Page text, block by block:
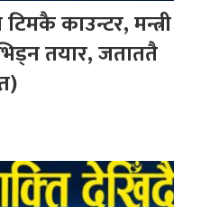
काउन्टर, मन्त्री
तयार, जताततै